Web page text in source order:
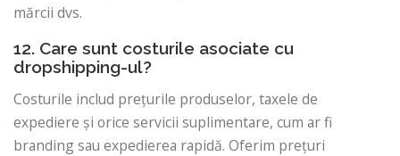
mărcii dvs.
12. Care sunt costurile asociate cu
dropshipping-ul?
Costurile includ prețurile produselor, taxele de
expediere și orice servicii suplimentare, cum ar fi
branding sau expedierea rapidă. Oferim prețuri